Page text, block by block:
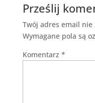
Prześlij
Twój adres email
Wymagane pola są
Komentarz *